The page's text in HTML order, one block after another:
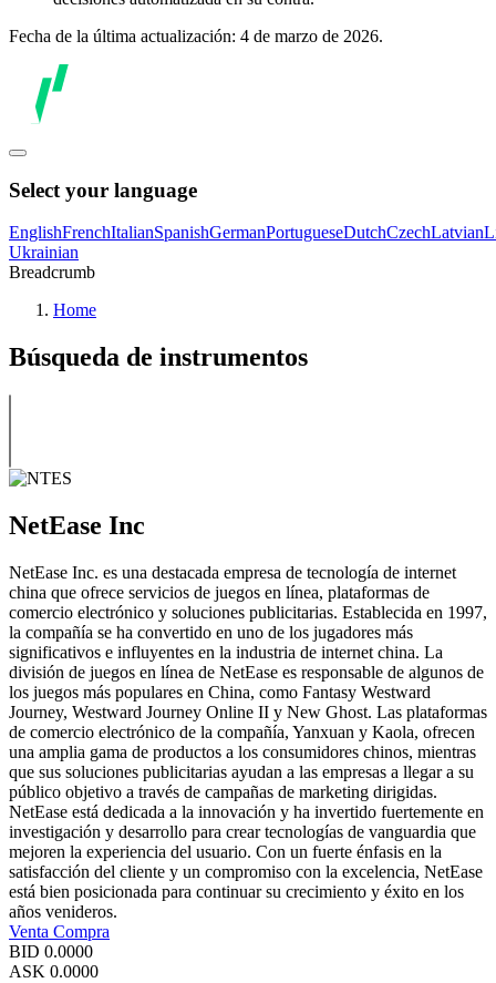
Fecha de la última actualización: 4 de marzo de 2026.
Select your language
EnglishFrenchItalianSpanishGermanPortugueseDutchCzechLatvian
Ukrainian
Breadcrumb
Home
Búsqueda de instrumentos
NetEase Inc
NetEase Inc. es una destacada empresa de tecnología de internet
china que ofrece servicios de juegos en línea, plataformas de
comercio electrónico y soluciones publicitarias. Establecida en 1997,
la compañía se ha convertido en uno de los jugadores más
significativos e influyentes en la industria de internet china. La
división de juegos en línea de NetEase es responsable de algunos de
los juegos más populares en China, como Fantasy Westward
Journey, Westward Journey Online II y New Ghost. Las plataformas
de comercio electrónico de la compañía, Yanxuan y Kaola, ofrecen
una amplia gama de productos a los consumidores chinos, mientras
que sus soluciones publicitarias ayudan a las empresas a llegar a su
público objetivo a través de campañas de marketing dirigidas.
NetEase está dedicada a la innovación y ha invertido fuertemente en
investigación y desarrollo para crear tecnologías de vanguardia que
mejoren la experiencia del usuario. Con un fuerte énfasis en la
satisfacción del cliente y un compromiso con la excelencia, NetEase
está bien posicionada para continuar su crecimiento y éxito en los
años venideros.
Venta Compra
BID 0.0000
ASK 0.0000